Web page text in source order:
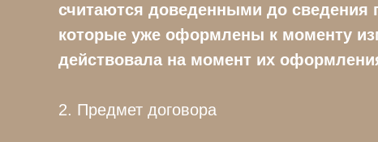
считаются доведенными до сведения
которые уже оформлены к моменту
действовала на момент их
2. Предмет договора